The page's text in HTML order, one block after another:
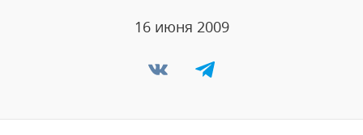
16 июня 2009